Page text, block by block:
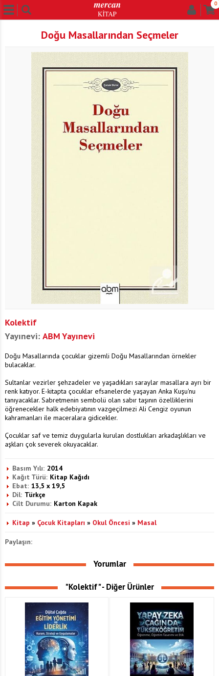
0
Doğu Masallarından Seçmeler
Kolektif
Yayınevi: ABM Yayınevi
Doğu Masallarında çocuklar gizemli Doğu Masallarından örnekler
bulacaklar.
Sultanlar vezirler şehzadeler ve yaşadıkları saraylar masallara ayrı bir
renk katıyor. E-kitapta çocuklar efsanelerde yaşayan Anka Kuşu'nu
tanıyacaklar. Sabretmenin sembolü olan sabır taşının özelliklerini
öğrenecekler halk edebiyatının vazgeçilmezi Ali Cengiz oyunun
kahramanları ile maceralara gidicekler.
Çocuklar saf ve temiz duygularla kurulan dostlukları arkadaşlıkları ve
aşkları çok severek okuyacaklar.
Basım Yılı: 2014
Kağıt Türü: Kitap Kağıdı
Ebat: 13,5 x 19,5
Dil: Türkçe
Cilt Durumu: Karton Kapak
Kitap » Çocuk Kitapları » Okul Öncesi » Masal
Paylaşın:
Yorumlar
"Kolektif" - Diğer Ürünler